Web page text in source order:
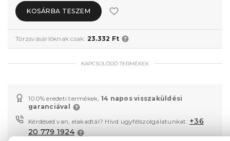
KOSÁRBA TESZEM
Törzsvásárlóknak csak: 23.332 Ft
KAPCSOLÓDÓ TERMÉKEK
100% eredeti termékek, 14 napos visszaküldési
garanciával
Kérdésed van, elakadtál? Hívd ügyfélszolgálatunkat: +36
20 779 1924